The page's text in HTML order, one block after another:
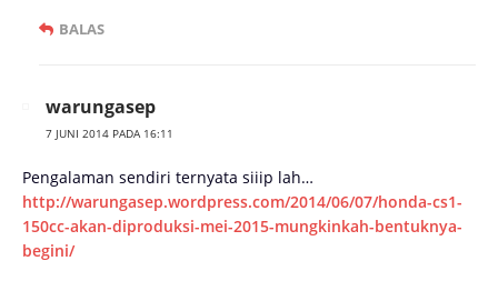
BALAS
warungasep
7 JUNI 2014 PADA 16:11
Pengalaman sendiri ternyata siiip lah…
http://warungasep.wordpress.com/2014/06/07/honda-cs1-
150cc-akan-diproduksi-mei-2015-mungkinkah-bentuknya-
begini/